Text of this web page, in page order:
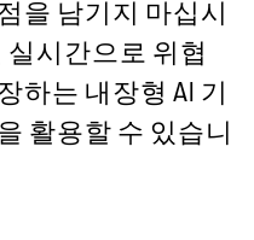
을 남기지 마십시
실시간으로 위협
하는 내장형 AI 기
활용할 수 있습니